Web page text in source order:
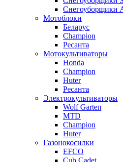
Снегоуборщики
Мотоблоки
Беларус
Champion
Ресанта
Мотокультиваторы
Honda
Champion
Huter
Ресанта
Электрокультиваторы
Wolf Garten
MTD
Champion
Huter
Газонокосилки
EFCO
Cub Cadet